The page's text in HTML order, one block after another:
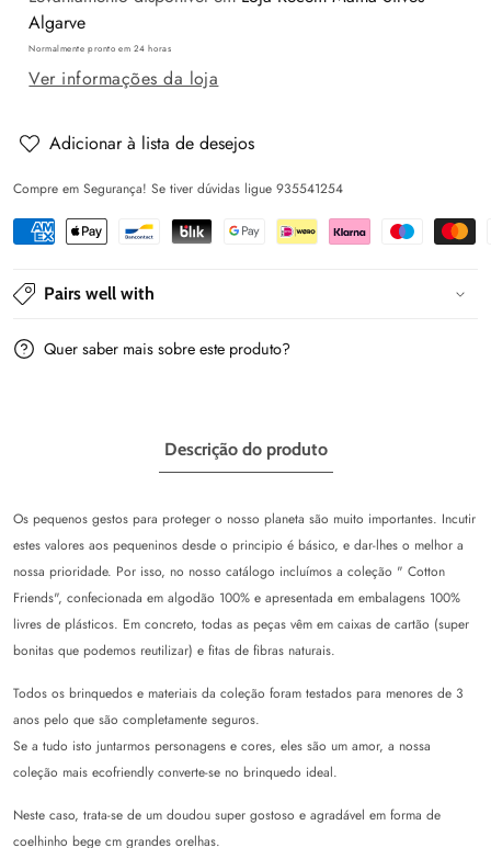
de
Doudou
coelhinho
-
Doudou
coelhinho
-
Algarve
Normalmente pronto em 24 horas
Ver informações da loja
Adicionar à lista de desejos
Compre em Segurança! Se tiver dúvidas ligue 935541254
Pairs well with
Quer saber mais sobre este produto?
Descrição do produto
Os pequenos gestos para proteger o nosso planeta são muito importantes. Incutir
estes valores aos pequeninos desde o principio é básico, e dar-lhes o melhor a
nossa prioridade. Por isso, no nosso catálogo incluímos a coleção " Cotton
Friends", confecionada em algodão 100% e apresentada em embalagens 100%
livres de plásticos. Em concreto, todas as peças vêm em caixas de cartão (super
bonitas que podemos reutilizar) e fitas de fibras naturais.
Todos os brinquedos e materiais da coleção foram testados para menores de 3
anos pelo que são completamente seguros.
Se a tudo isto juntarmos personagens e cores, eles são um amor, a nossa
coleção mais ecofriendly converte-se no brinquedo ideal.
Neste caso, trata-se de um doudou super gostoso e agradável em forma de
coelhinho bege cm grandes orelhas.